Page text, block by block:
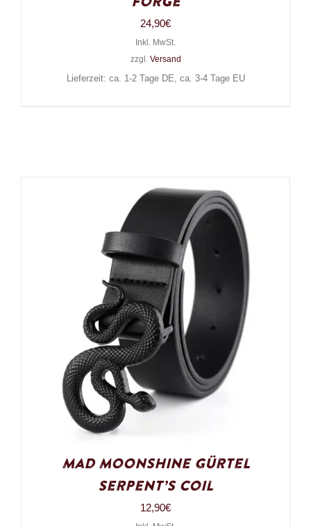
24,90€
Inkl. MwSt.
zzgl. Versand
Lieferzeit: ca. 1-2 Tage DE, ca. 3-4 Tage EU
Mad Moonshine Gürtel
Serpent’s Coil
12,90€